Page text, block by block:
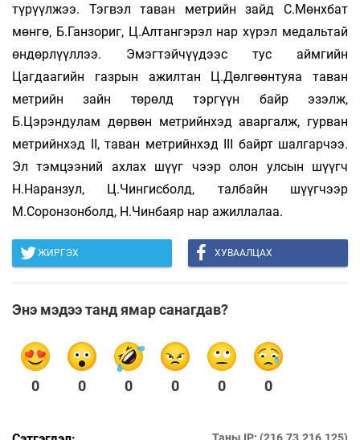
түрүүлжээ. Тэгвэл таван метрийн зайд С.Мөнхбат
мөнгө, Б.Ганзориг, Ц.Алтангэрэл нар хүрэл медальтай
өндөрлүүллээ. Эмэгтэйчүүдээс тус аймгийн
Цагдаагийн газрын ажилтан Ц.Дөлгөөнтуяа таван
метрийн зайн төрөлд тэргүүн байр эзэлж,
Б.Цэрэндулам дөрвөн метрийнхэд аваргалж, гурван
метрийнхэд II, таван метрийнхэд III байрт шалгарчээ.
Эл тэмцээний ахлах шүүг­ чээр олон улсын шүүгч
Н.Наранзул, Ц.Чингисболд, талбайн шүүгчээр
М.Соронзонболд, Н.Чинбаяр нар ажиллалаа.
ЖИРГЭХ ХУВААЛЦАХ
Энэ мэдээ танд ямар санагдав?
0 0 0 0 0 0
Таны IP: (216.73.216.125)